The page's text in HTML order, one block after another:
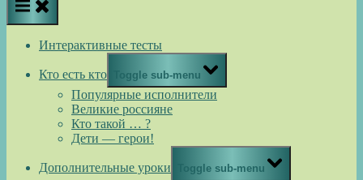
Интерактивные тесты
Кто есть кто Toggle sub-menu
Популярные исполнители
Великие россияне
Кто такой … ?
Дети — герои!
Дополнительные уроки Toggle sub-menu